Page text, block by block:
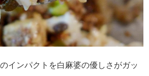
インパクトを白麻婆の優しさがガッ